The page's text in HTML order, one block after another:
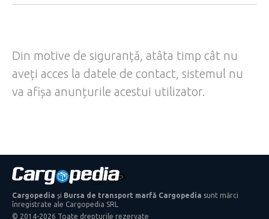
Din motive de siguranță, atâta timp cât nu
aveți acces la datele de contact, sistemul nu
va afișa anunțurile acestui utilizator.
Cargopedia și Bursa de transport marfă Cargopedia sunt mărci
înregistrate ale Cargopedia SRL
© 2014-2026 Toate drepturile rezervate